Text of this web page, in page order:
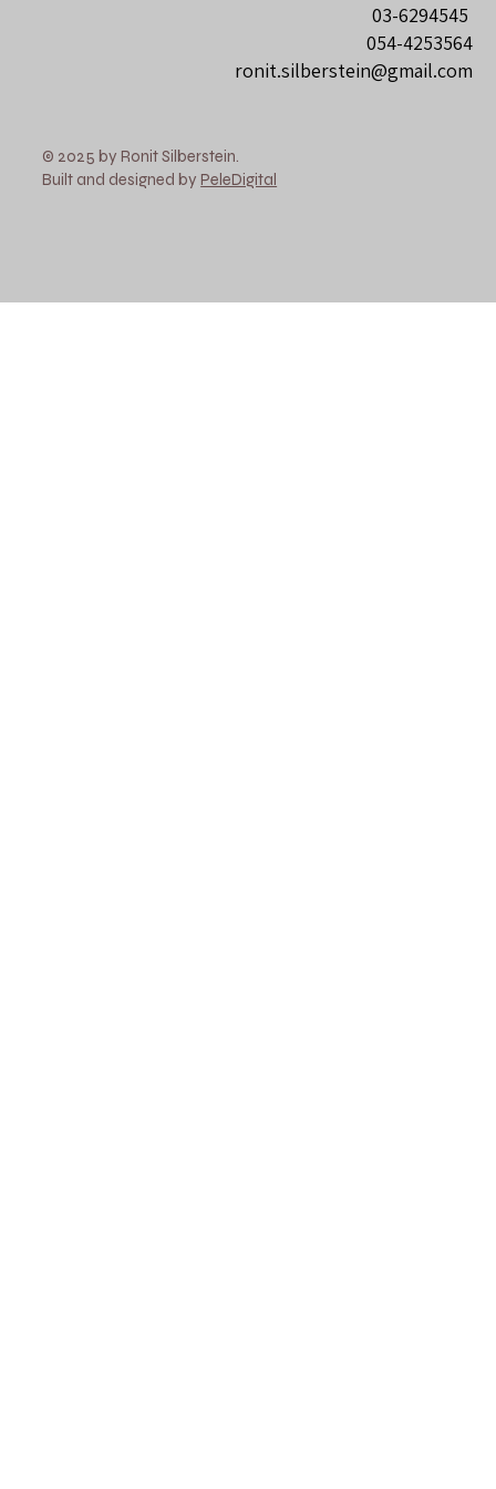
054-4253564
ronit.silberstein@gmail.com
© 2025 by Ronit Silberstein.
Built and designed by PeleDigital